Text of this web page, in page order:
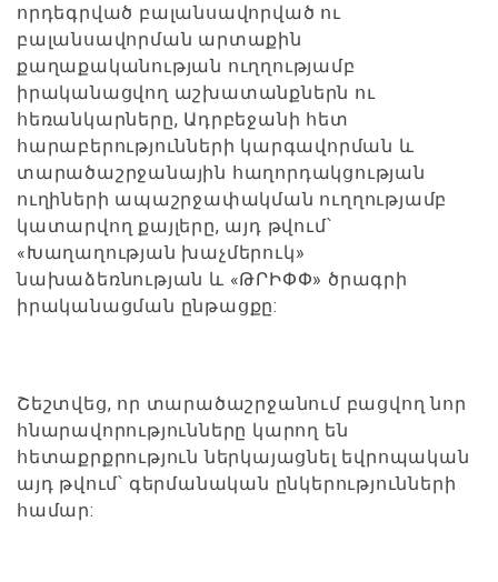
որդեգրված բալանսավորված ու
բալանսավորման արտաքին
քաղաքականության ուղղությամբ
իրականացվող աշխատանքներն ու
հեռանկարները, Ադրբեջանի հետ
հարաբերությունների կարգավորման և
տարածաշրջանային հաղորդակցության
ուղիների ապաշրջափակման ուղղությամբ
կատարվող քայլերը, այդ թվում՝
«Խաղաղության խաչմերուկ»
նախաձեռնության և «ԹՐԻՓՓ» ծրագրի
իրականացման ընթացքը:
Շեշտվեց, որ տարածաշրջանում բացվող նոր
հնարավորությունները կարող են
հետաքրքրություն ներկայացնել եվրոպական
այդ թվում՝ գերմանական ընկերությունների
համար: